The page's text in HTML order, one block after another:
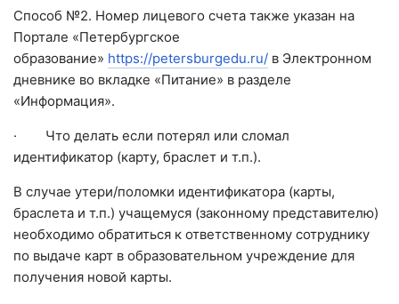
Способ №2. Номер лицевого счета также указан на
Портале «Петербургское
образование» https://petersburgedu.ru/ в Электронном
дневнике во вкладке «Питание» в разделе
«Информация».
· Что делать если потерял или сломал
идентификатор (карту, браслет и т.п.).
В случае утери/поломки идентификатора (карты,
браслета и т.п.) учащемуся (законному представителю)
необходимо обратиться к ответственному сотруднику
по выдаче карт в образовательном учреждение для
получения новой карты.